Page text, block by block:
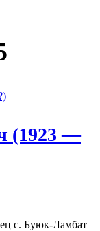
(1923 —
с. Буюк-Ламбат